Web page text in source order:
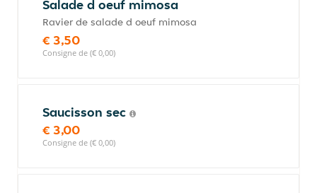
Salade d oeuf mimosa
Ravier de salade d oeuf mimosa
€ 3,50
Consigne de (€ 0,00)
Saucisson sec
€ 3,00
Consigne de (€ 0,00)